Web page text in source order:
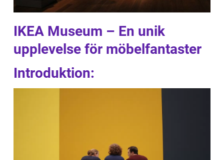
IKEA Museum – En unik
upplevelse för möbelfantaster
Introduktion: